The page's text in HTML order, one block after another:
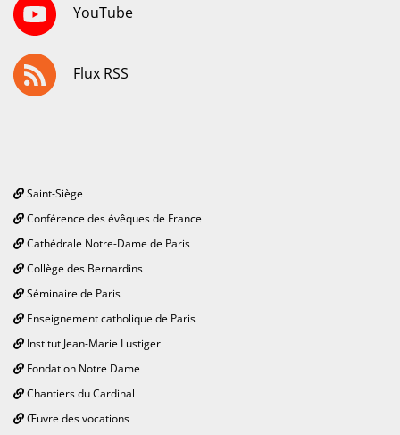
YouTube
Flux RSS
Saint-Siège
Conférence des évêques de France
Cathédrale Notre-Dame de Paris
Collège des Bernardins
Séminaire de Paris
Enseignement catholique de Paris
Institut Jean-Marie Lustiger
Fondation Notre Dame
Chantiers du Cardinal
Œuvre des vocations